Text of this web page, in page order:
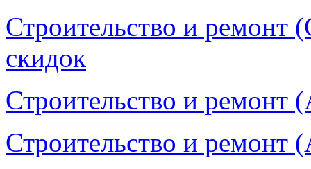
Строительство и ремонт
скидок
Строительство и ремонт
Строительство и ремонт